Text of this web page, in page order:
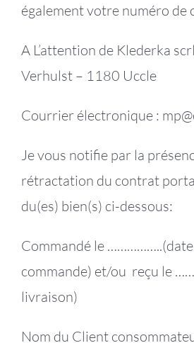
également votre numéro de
A L’attention de Klederka
Verhulst – 1180 Uccle
Courrier électronique :
Je vous notifie par la
rétractation du contrat
du(es) bien(s) ci-dessous:
Commandé le ……………..(date
commande) et/ou reçu le
livraison)
Nom du Client